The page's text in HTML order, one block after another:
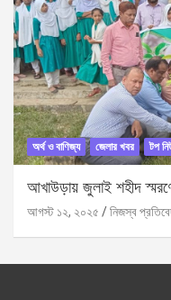
অর্থ ও বাণিজ্য জেলার খবর টপ
আখাউড়ায় জুলাই শহীদ
আগস্ট ১২, ২০২৫ নিজস্ব